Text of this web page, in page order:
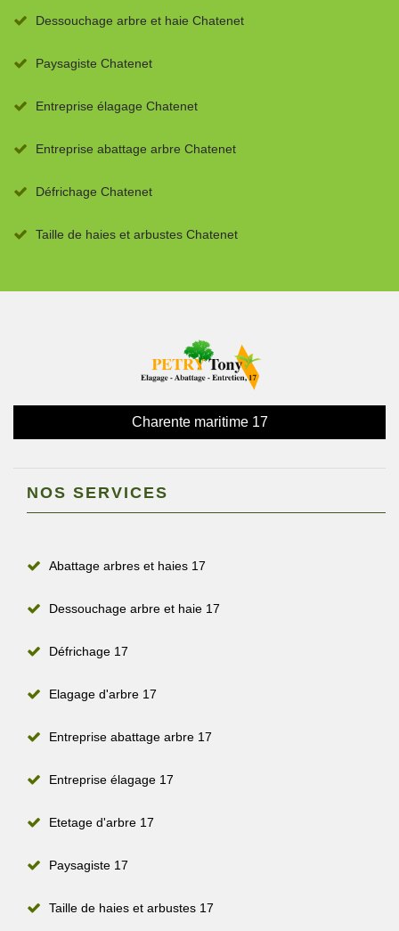
Dessouchage arbre et haie Chatenet
Paysagiste Chatenet
Entreprise élagage Chatenet
Entreprise abattage arbre Chatenet
Défrichage Chatenet
Taille de haies et arbustes Chatenet
Charente maritime 17
NOS SERVICES
Abattage arbres et haies 17
Dessouchage arbre et haie 17
Défrichage 17
Elagage d'arbre 17
Entreprise abattage arbre 17
Entreprise élagage 17
Etetage d'arbre 17
Paysagiste 17
Taille de haies et arbustes 17